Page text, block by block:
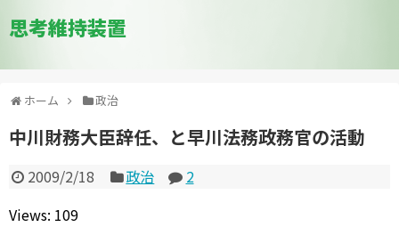
思考維持装置
ホーム 政治
中川財務大臣辞任、と早川法務政務官の活動
2009/2/18 政治
2
Views: 109